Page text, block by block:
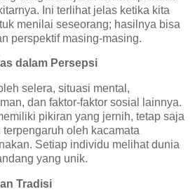
Ini terlihat jelas ketika kita
menilai seseorang; hasilnya bisa
perspektif masing-masing.
dalam Persepsi
selera, situasi mental,
dan faktor-faktor sosial lainnya.
pikiran yang jernih, tetap saja
oleh kacamata
Setiap individu melihat dunia
yang unik.
Tradisi